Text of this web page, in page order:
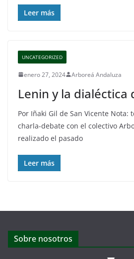
Leer más
UNCATEGORIZED
enero 27, 2024 Arboreá Andaluza
Lenin y la dialéctica
Por Iñaki Gil de San Vicente Nota:
charla-debate con el colectivo
realizado el pasado
Leer más
Sobre nosotros